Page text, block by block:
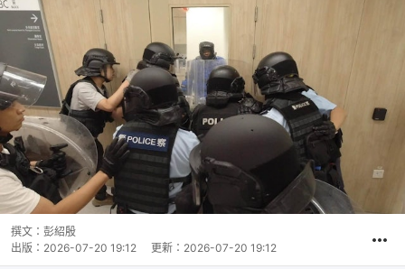
撰文： 彭紹殷
出版： 2026-07-20 19:12 更新： 2026-07-20 19:12